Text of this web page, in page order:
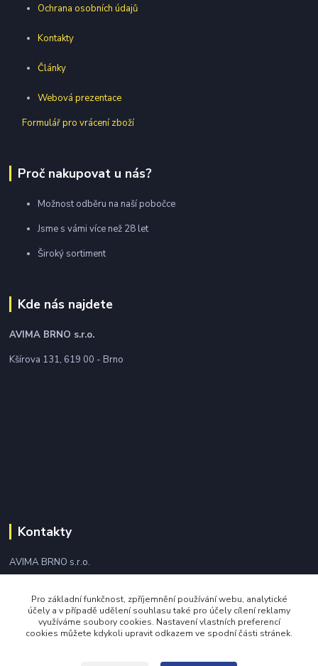
Ochrana osobních údajů
Kontakty
Články
Webová prezentace
Formulář pro vrácení zboží
Proč nakupovat u nás?
Možnost odběru na naší pobočce
Jsme s vámi více než 28 let
Široký sortiment
Kde nás najdete
AVIMA BRNO s.r.o.
Kšírova 131, 619 00 - Brno
Kontakty
AVIMA BRNO s.r.o.
+420 543 249 338
avima@avima.cz
Pro základní funkčnost, zpříjemnění používání webu, analytické
účely a v případě udělení souhlasu také pro účely cílení reklamy
využíváme soubory cookies. Nastavení vlastních preferencí
cookies můžete kdykoli upravit odkazem ve spodní části stránek.